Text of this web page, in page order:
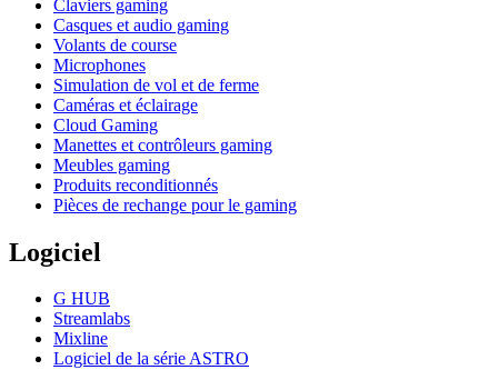
Claviers gaming
Casques et audio gaming
Volants de course
Microphones
Simulation de vol et de ferme
Caméras et éclairage
Cloud Gaming
Manettes et contrôleurs gaming
Meubles gaming
Produits reconditionnés
Pièces de rechange pour le gaming
Logiciel
G HUB
Streamlabs
Mixline
Logiciel de la série ASTRO